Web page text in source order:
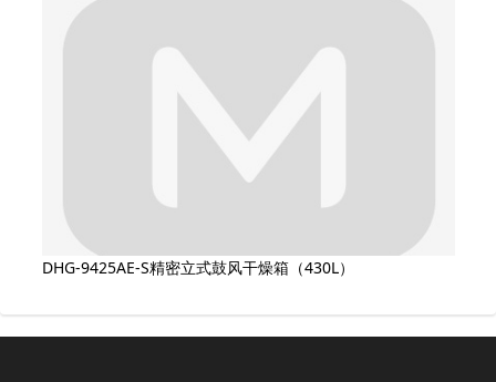
DHG-9425AE-S精密立式鼓风干燥箱（430L）